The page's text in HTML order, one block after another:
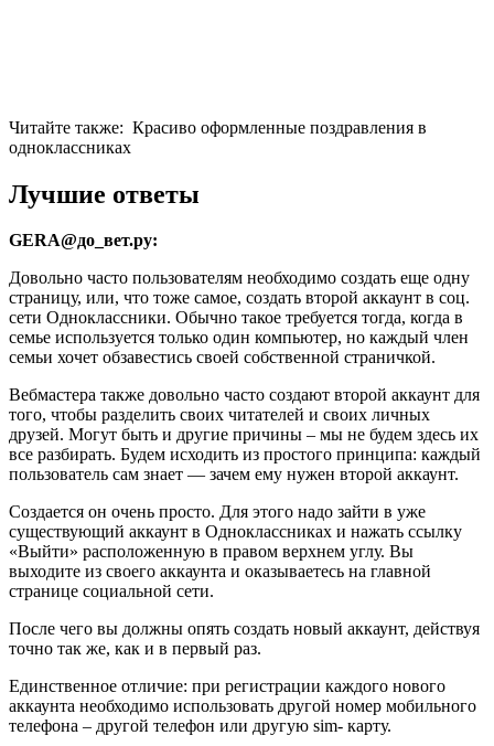
Читайте также: Красиво оформленные поздравления в
одноклассниках
Лучшие ответы
GERA@до_вет.ру:
Довольно часто пользователям необходимо создать еще одну
страницу, или, что тоже самое, создать второй аккаунт в соц.
сети Одноклассники. Обычно такое требуется тогда, когда в
семье используется только один компьютер, но каждый член
семьи хочет обзавестись своей собственной страничкой.
Вебмастера также довольно часто создают второй аккаунт для
того, чтобы разделить своих читателей и своих личных
друзей. Могут быть и другие причины – мы не будем здесь их
все разбирать. Будем исходить из простого принципа: каждый
пользователь сам знает — зачем ему нужен второй аккаунт.
Создается он очень просто. Для этого надо зайти в уже
существующий аккаунт в Одноклассниках и нажать ссылку
«Выйти» расположенную в правом верхнем углу. Вы
выходите из своего аккаунта и оказываетесь на главной
странице социальной сети.
После чего вы должны опять создать новый аккаунт, действуя
точно так же, как и в первый раз.
Единственное отличие: при регистрации каждого нового
аккаунта необходимо использовать другой номер мобильного
телефона – другой телефон или другую sim- карту.